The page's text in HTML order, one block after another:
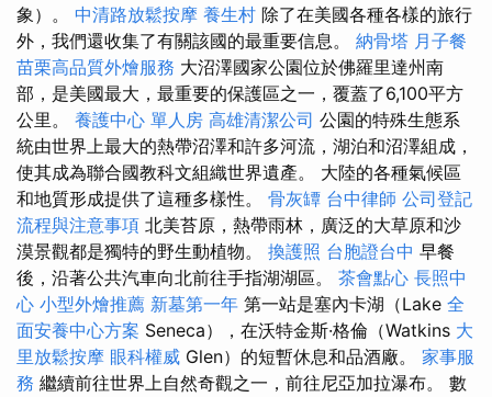
象）。 中清路放鬆按摩 養生村 除了在美國各種各樣的旅行
外，我們還收集了有關該國的最重要信息。 納骨塔 月子餐
苗栗高品質外燴服務 大沼澤國家公園位於佛羅里達州南
部，是美國最大，最重要的保護區之一，覆蓋了6,100平方
公里。 養護中心 單人房 高雄清潔公司 公園的特殊生態系
統由世界上最大的熱帶沼澤和許多河流，湖泊和沼澤組成，
使其成為聯合國教科文組織世界遺產。 大陸的各種氣候區
和地質形成提供了這種多樣性。 骨灰罈 台中律師 公司登記
流程與注意事項 北美苔原，熱帶雨林，廣泛的大草原和沙
漠景觀都是獨特的野生動植物。 換護照 台胞證台中 早餐
後，沿著公共汽車向北前往手指湖湖區。 茶會點心 長照中
心 小型外燴推薦 新墓第一年 第一站是塞內卡湖（Lake 全
面安養中心方案 Seneca），在沃特金斯·格倫（Watkins 大
里放鬆按摩 眼科權威 Glen）的短暫休息和品酒廠。 家事服
務 繼續前往世界上自然奇觀之一，前往尼亞加拉瀑布。 數